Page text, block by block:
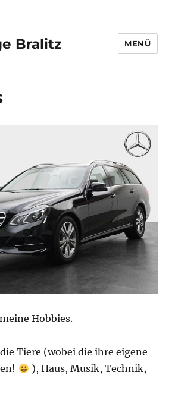
Bralitz MENÜ
Hobbies.
Tiere (wobei die ihre eigene
), Haus, Musik, Technik,